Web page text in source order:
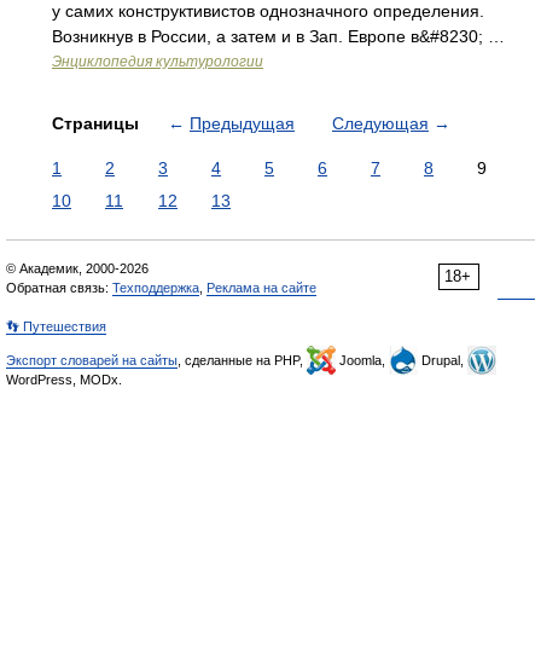
у самих конструктивистов однозначного определения.
Возникнув в России, а затем и в Зап. Европе в&#8230; …
Энциклопедия культурологии
Страницы ← Предыдущая Следующая →
1 2 3 4 5 6 7 8
9
10
11 12 13
18+
© Академик, 2000-2026
Обратная связь: Техподдержка Реклама на сайте
👣 Путешествия
Экспорт словарей на сайты , сделанные на PHP, Joomla,
Drupal,
WordPress, MODx.